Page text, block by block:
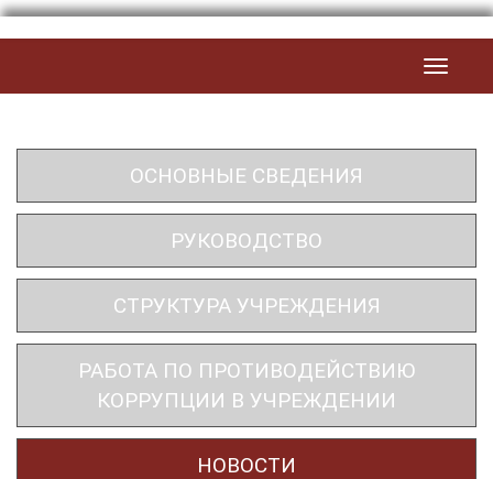
Toggle
ОСНОВНЫЕ СВЕДЕНИЯ
РУКОВОДСТВО
СТРУКТУРА УЧРЕЖДЕНИЯ
РАБОТА ПО ПРОТИВОДЕЙСТВИЮ
КОРРУПЦИИ В УЧРЕЖДЕНИИ
НОВОСТИ